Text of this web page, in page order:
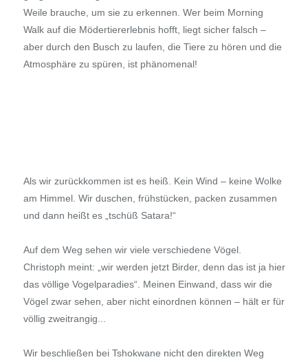
Weile brauche, um sie zu erkennen. Wer beim Morning
Walk auf die Mödertiererlebnis hofft, liegt sicher falsch –
aber durch den Busch zu laufen, die Tiere zu hören und die
Atmosphäre zu spüren, ist phänomenal!
Als wir zurückkommen ist es heiß. Kein Wind – keine Wolke
am Himmel. Wir duschen, frühstücken, packen zusammen
und dann heißt es „tschüß Satara!“
Auf dem Weg sehen wir viele verschiedene Vögel.
Christoph meint: „wir werden jetzt Birder, denn das ist ja hier
das völlige Vogelparadies“. Meinen Einwand, dass wir die
Vögel zwar sehen, aber nicht einordnen können – hält er für
völlig zweitrangig...
Wir beschließen bei Tshokwane nicht den direkten Weg